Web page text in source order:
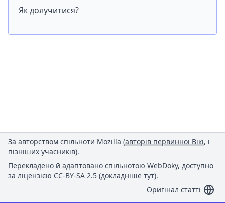
Як долучитися?
За авторством спільноти Mozilla (авторів первинної Вікі, і
пізніших учасників).
Перекладено й адаптовано спільнотою WebDoky, доступно
за ліцензією CC-BY-SA 2.5 (докладніше тут).
Оригінал статті